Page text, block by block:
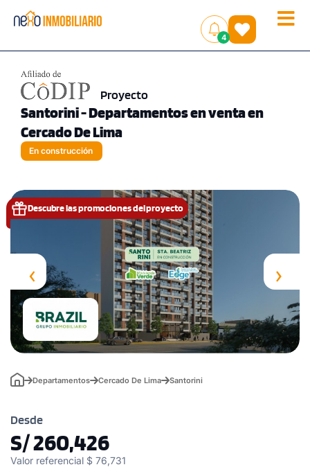
Toggle
4
()
Proyecto
Santorini - Departamentos en venta en
Cercado De Lima
En construcción
‹ ›
Descubre las promociones del proyecto
Departamentos Cercado De Lima Santorini
Desde
S/ 260,426
Valor referencial $ 76,731